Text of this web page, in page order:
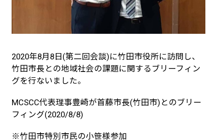
2020年8月8日(第二回会談)に竹田市役所に訪問し、
竹田市長との地域社会の課題に関するブリーフィン
グを行ないました。
MCSCC代表理事豊崎が首藤市長(竹田市)とのブリー
フィング(2020/8/8)
※竹田市特別市民の小笹様参加